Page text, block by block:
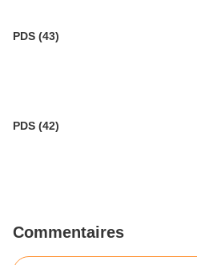
PDS (43)
PDS (42)
Commentaires